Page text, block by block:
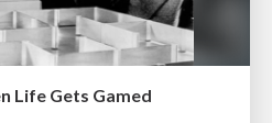
Life Gets Gamed